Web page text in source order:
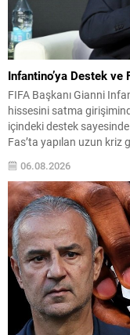
Infantino’ya Destek ve
FIFA Başkanı Gianni
hissesini satma
içindeki destek
Fas’ta yapılan uzun
ulusal federasyonlara
eleştirilere...
06.08.2026